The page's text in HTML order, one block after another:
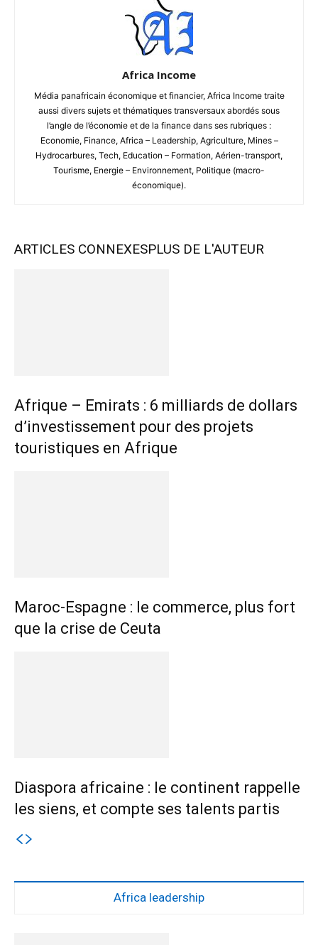
Africa Income
Média panafricain économique et financier, Africa Income traite
aussi divers sujets et thématiques transversaux abordés sous
l’angle de l’économie et de la finance dans ses rubriques :
Economie, Finance, Africa – Leadership, Agriculture, Mines –
Hydrocarbures, Tech, Education – Formation, Aérien-transport,
Tourisme, Energie – Environnement, Politique (macro-
économique).
ARTICLES CONNEXESPLUS DE L'AUTEUR
Afrique – Emirats : 6 milliards de dollars
d’investissement pour des projets
touristiques en Afrique
Maroc-Espagne : le commerce, plus fort
que la crise de Ceuta
Diaspora africaine : le continent rappelle
les siens, et compte ses talents partis
Africa leadership